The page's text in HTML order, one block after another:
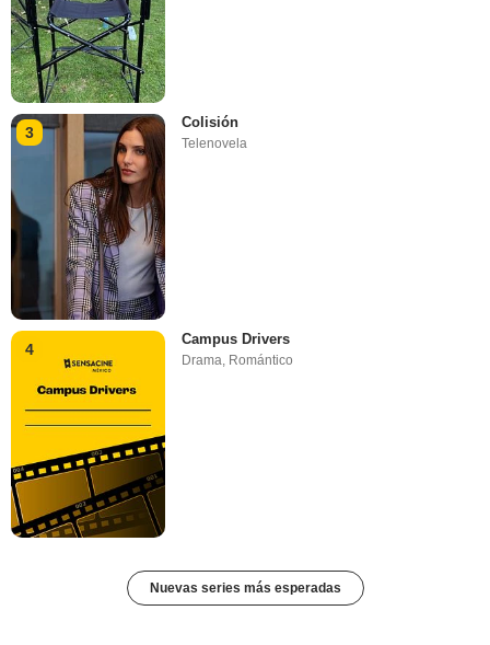
3
Colisión
Telenovela
4
Campus Drivers
Drama, Romántico
Nuevas series más esperadas